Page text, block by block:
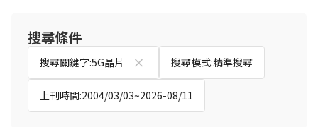
搜尋條件
搜尋關鍵字:5G晶片 搜尋模式:精準搜尋
上刊時間:2004/03/03~2026-08/11